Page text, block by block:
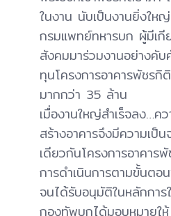
ในงาน นับเป็นงานยิ่งให
กรมแพทย์ทหารบก ผู้มีเกี
สังคมมาร่วมงานอย่างคั
ทุนโครงการอาคารพัชรกิ
มากกว่า 35 ล้าน
เมื่องานใหญ่สำเร็จลง…ค
สร้างอาคารจึงมีความเป็
เดียวกันโครงการอาคาร
การดำเนินการตามขั้นตอ
จนได้รับอนุมัติในหลักการ
กองทัพบกได้มอบหมายใ